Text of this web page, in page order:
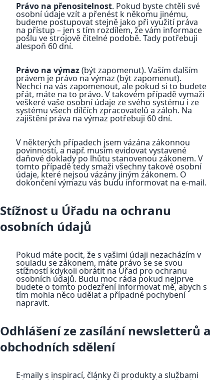
Právo na přenositelnost. Pokud byste chtěli své
osobní údaje vzít a přenést k někomu jinému,
budeme postupovat stejně jako při využití práva
na přístup – jen s tím rozdílem, že vám informace
pošlu ve strojově čitelné podobě. Tady potřebuji
alespoň 60 dní.
Právo na výmaz(být zapomenut). Vaším dalším
právem je právo na výmaz (být zapomenut).
Nechci na vás zapomenout, ale pokud si to budete
přát, máte na to právo. V takovém případě vymaži
veškeré vaše osobní údaje ze svého systému i ze
systému všech dílčích zpracovatelů a záloh. Na
zajištění práva na výmaz potřebuji 60 dní.
V některých případech jsem vázána zákonnou
povinností, a např. musím evidovat vystavené
daňové doklady po lhůtu stanovenou zákonem. V
tomto případě tedy smaži všechny takové osobní
údaje, které nejsou vázány jiným zákonem. O
dokončení výmazu vás budu informovat na e-mail.
Stížnost u Úřadu na ochranu
osobních údajů
Pokud máte pocit, že s vašimi údaji nezacházím v
souladu se zákonem, máte právo se se svou
stížností kdykoli obrátit na Úřad pro ochranu
osobních údajů. Budu moc ráda pokud nejprve
budete o tomto podezření informovat mě, abych s
tím mohla něco udělat a případné pochybení
napravit.
Odhlášení ze zasílání newsletterů a
obchodních sdělení
E-maily s inspirací, články či produkty a službami